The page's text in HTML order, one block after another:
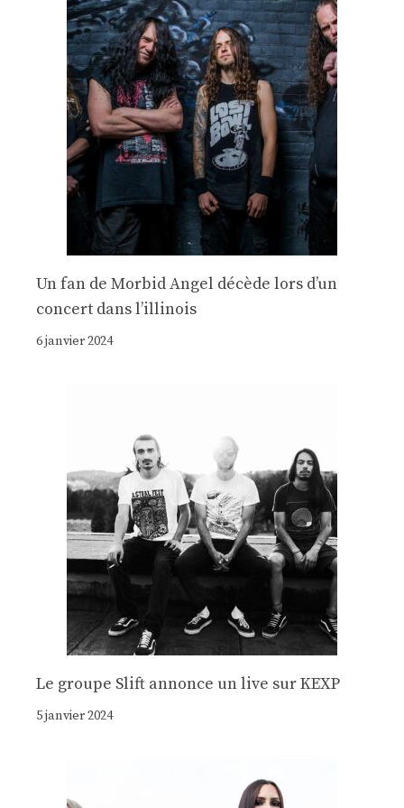
Un fan de Morbid Angel décède lors d’un
concert dans l’illinois
6 janvier 2024
Le groupe Slift annonce un live sur KEXP
5 janvier 2024